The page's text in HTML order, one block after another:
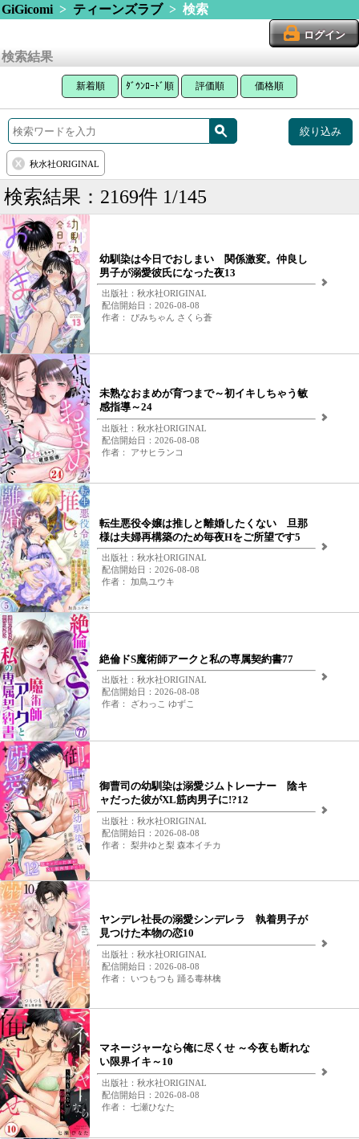
GiGicomi> ティーンズラブ> 検索
ログイン
検索結果
新着順 ﾀﾞｳﾝﾛｰﾄﾞ順 評価順 価格順
絞り込み
秋水社ORIGINAL
検索結果：2169件 1/145
幼馴染は今日でおしまい 関係激変。仲良し
男子が溺愛彼氏になった夜13
出版社：秋水社ORIGINAL
配信開始日：2026-08-08
作者： ぴみちゃん さくら蒼
未熟なおまめが育つまで～初イキしちゃう敏
感指導～24
出版社：秋水社ORIGINAL
配信開始日：2026-08-08
作者： アサヒランコ
転生悪役令嬢は推しと離婚したくない 旦那
様は夫婦再構築のため毎夜Hをご所望です5
出版社：秋水社ORIGINAL
配信開始日：2026-08-08
作者： 加鳥ユウキ
絶倫ドS魔術師アークと私の専属契約書77
出版社：秋水社ORIGINAL
配信開始日：2026-08-08
作者： ざわっこ ゆずこ
御曹司の幼馴染は溺愛ジムトレーナー 陰キ
ャだった彼がXL筋肉男子に!?12
出版社：秋水社ORIGINAL
配信開始日：2026-08-08
作者： 梨井ゆと梨 森本イチカ
ヤンデレ社長の溺愛シンデレラ 執着男子が
見つけた本物の恋10
出版社：秋水社ORIGINAL
配信開始日：2026-08-08
作者： いつもつも 踊る毒林檎
マネージャーなら俺に尽くせ ～今夜も断れな
い限界イキ～10
出版社：秋水社ORIGINAL
配信開始日：2026-08-08
作者： 七瀬ひなた